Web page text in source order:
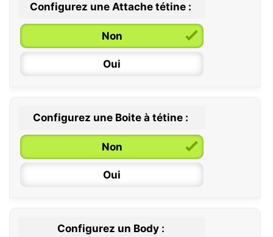
0 / 6 mois
6 / 36 mois
Configurez une Attache tétine :
Non
Oui
Configurez une Boite à tétine :
Non
Oui
Configurez un Body :